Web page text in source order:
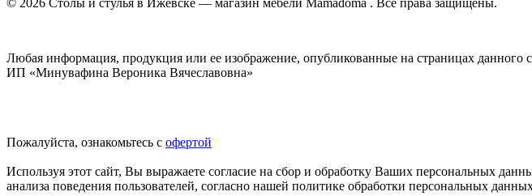
Любая информация, продукция или ее изображение, опубликованные на страницах данного
ИП «Минувафина Вероника Вячеславовна»
Пожалуйста, ознакомьтесь с офертой
Используя этот сайт, Вы выражаете согласие на сбор и обработку Ваших персональных
анализа поведения пользователей, согласно нашей политике обработки персональных